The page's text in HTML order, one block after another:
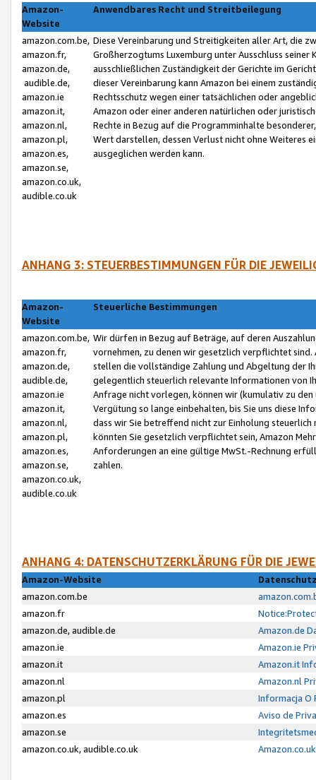
Amazon-
Website
Anwendbares Recht und Streitbeilegung
amazon.com.be,
amazon.fr,
amazon.de,
audible.de,
amazon.ie
amazon.it,
amazon.nl,
amazon.pl,
amazon.es,
amazon.se,
amazon.co.uk,
audible.co.uk
Diese Vereinbarung und Streitigkeiten aller Art, die
Großherzogtums Luxemburg unter Ausschluss
ausschließlichen Zuständigkeit der Gerichte im
dieser Vereinbarung kann Amazon bei einem
Rechtsschutz wegen einer tatsächlichen oder
Amazon oder einer anderen natürlichen oder
Rechte in Bezug auf die Programminhalte
Wert darstellen, dessen Verlust nicht ohne Weiteres
ausgeglichen werden kann.
ANHANG 3: STEUERBESTIMMUNGEN FÜR DIE
Amazon-
Website
Steuerliche Bestimmungen
amazon.com.be,
amazon.fr,
amazon.de,
audible.de,
amazon.ie
amazon.it,
amazon.nl,
amazon.pl,
amazon.es,
amazon.se,
amazon.co.uk,
audible.co.uk
Wir dürfen in Bezug auf Beträge, auf deren
vornehmen, zu denen wir gesetzlich verpflichtet
stellen die vollständige Zahlung und Abgeltung der
gelegentlich steuerlich relevante Informationen von
Anfrage nicht vorlegen, können wir (kumulativ zu
Vergütung so lange einbehalten, bis Sie uns diese
dass wir Sie betreffend nicht zur Einholung
könnten Sie gesetzlich verpflichtet sein, Amazon
Anforderungen an eine gültige MwSt.-Rechnung
zahlen.
ANHANG 4: DATENSCHUTZERKLÄRUNG FÜR DIE
Amazon-Website
amazon.com.be
amazon.fr
amazon.de, audible.de
Amazon.de
amazon.ie
Amazon.ie
amazon.it
Amazon.it
amazon.nl
Amazon.nl
amazon.pl
Informacja O
amazon.es
Aviso de
amazon.se
amazon.co.uk, audible.co.uk